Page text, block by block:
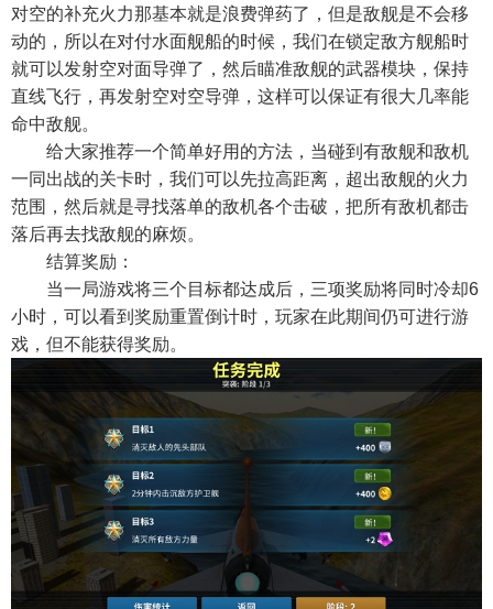
对空的补充火力那基本就是浪费弹药了，但是敌舰是不会移
动的，所以在对付水面舰船的时候，我们在锁定敌方舰船时
就可以发射空对面导弹了，然后瞄准敌舰的武器模块，保持
直线飞行，再发射空对空导弹，这样可以保证有很大几率能
命中敌舰。
给大家推荐一个简单好用的方法，当碰到有敌舰和敌机
一同出战的关卡时，我们可以先拉高距离，超出敌舰的火力
范围，然后就是寻找落单的敌机各个击破，把所有敌机都击
落后再去找敌舰的麻烦。
结算奖励：
当一局游戏将三个目标都达成后，三项奖励将同时冷却6
小时，可以看到奖励重置倒计时，玩家在此期间仍可进行游
戏，但不能获得奖励。